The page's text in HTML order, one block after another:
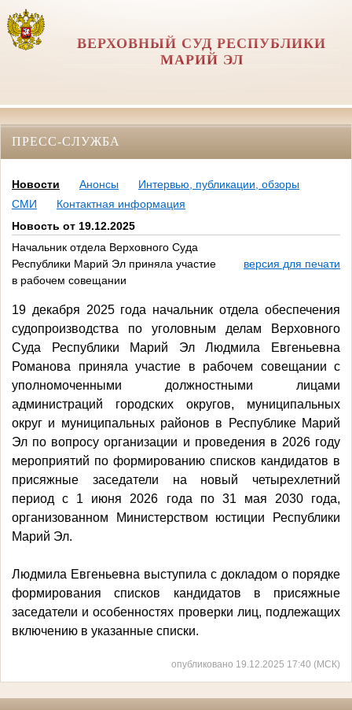
ВЕРХОВНЫЙ СУД РЕСПУБЛИКИ
МАРИЙ ЭЛ
ПРЕСС-СЛУЖБА
Новости Анонсы
Интервью, публикации, обзоры
СМИ
Контактная информация
Новость от 19.12.2025
Начальник отдела Верховного Суда
Республики Марий Эл приняла участие
в рабочем совещании
версия для печати
19 декабря 2025 года начальник отдела обеспечения
судопроизводства по уголовным делам Верховного
Суда Республики Марий Эл Людмила Евгеньевна
Романова приняла участие в рабочем совещании с
уполномоченными должностными лицами
администраций городских округов, муниципальных
округ и муниципальных районов в Республике Марий
Эл по вопросу организации и проведения в 2026 году
мероприятий по формированию списков кандидатов в
присяжные заседатели на новый четырехлетний
период с 1 июня 2026 года по 31 мая 2030 года,
организованном Министерством юстиции Республики
Марий Эл.
Людмила Евгеньевна выступила с докладом о порядке
формирования списков кандидатов в присяжные
заседатели и особенностях проверки лиц, подлежащих
включению в указанные списки.
опубликовано 19.12.2025 17:40 (МСК)